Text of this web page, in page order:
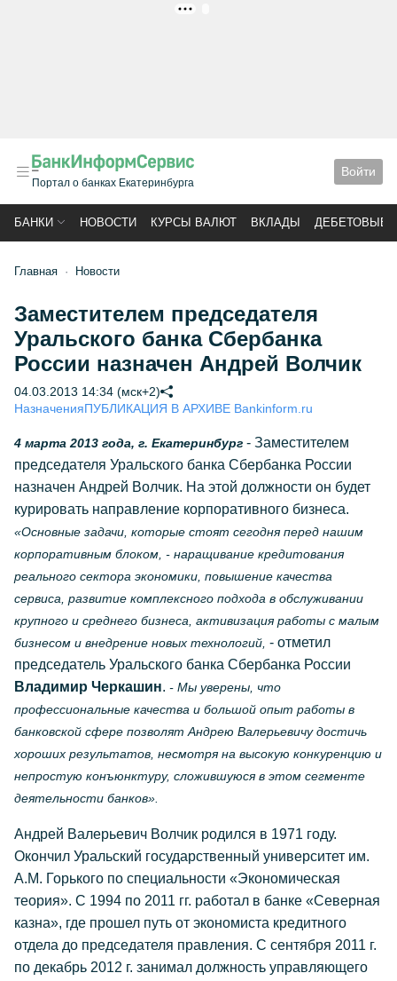
Портал о банках Екатеринбурга
Войти
БАНКИ НОВОСТИ КУРСЫ ВАЛЮТ ВКЛАДЫ ДЕБЕТОВЫЕ
Главная Новости
Заместителем председателя
Уральского банка Сбербанка
России назначен Андрей Волчик
04.03.2013 14:34 (мск+2)
НазначенияПУБЛИКАЦИЯ В АРХИВЕ Bankinform.ru
4 марта 2013 года, г. Екатеринбург - Заместителем
председателя Уральского банка Сбербанка России
назначен Андрей Волчик. На этой должности он будет
курировать направление корпоративного бизнеса.
«Основные задачи, которые стоят сегодня перед нашим
корпоративным блоком, - наращивание кредитования
реального сектора экономики, повышение качества
сервиса, развитие комплексного подхода в обслуживании
крупного и среднего бизнеса, активизация работы с малым
бизнесом и внедрение новых технологий, - отметил
председатель Уральского банка Сбербанка России
Владимир Черкашин. - Мы уверены, что
профессиональные качества и большой опыт работы в
банковской сфере позволят Андрею Валерьевичу достичь
хороших результатов, несмотря на высокую конкуренцию и
непростую конъюнктуру, сложившуюся в этом сегменте
деятельности банков».
Андрей Валерьевич Волчик родился в 1971 году.
Окончил Уральский государственный университет им.
А.М. Горького по специальности «Экономическая
теория». С 1994 по 2011 гг. работал в банке «Северная
казна», где прошел путь от экономиста кредитного
отдела до председателя правления. С сентября 2011 г.
по декабрь 2012 г. занимал должность управляющего